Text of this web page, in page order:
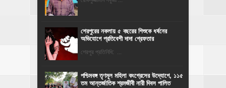
শেরপুরের নকলায় ৫ বছরের শিশুকে ধর্ষনের
অভিযোগে প্রতিবেশী দাদা গ্রেফতার
শেরপুর প্রতিনিধি: ...
পশ্চিমবঙ্গ তৃণমূল মহিলা কংগ্রেসের উদ্যোগে, ১১৫
তম আন্তর্জাতিক শ্রমজীবী নারী দিবস পালিত